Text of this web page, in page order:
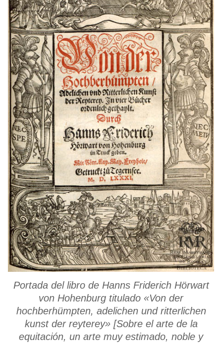
Portada del libro de Hanns Friderich Hörwart
von Hohenburg titulado «Von der
hochberhümpten, adelichen und ritterlichen
kunst der reyterey» [Sobre el arte de la
equitación, un arte muy estimado, noble y